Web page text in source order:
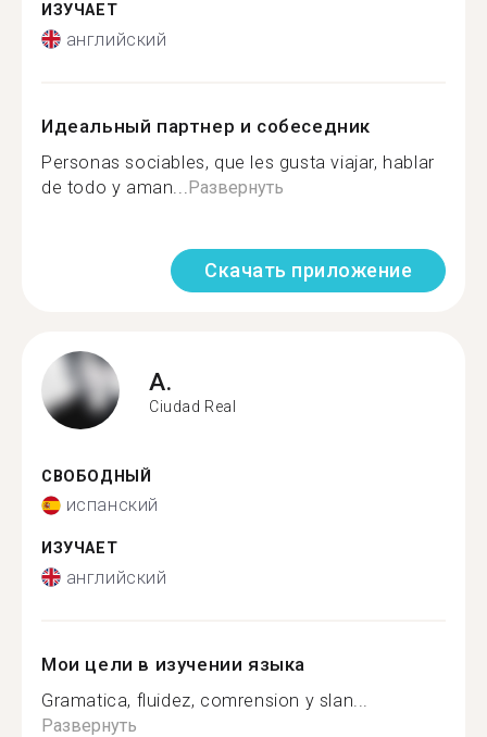
ИЗУЧАЕТ
английский
Идеальный партнер и собеседник
Personas sociables, que les gusta viajar, hablar
de todo y aman... Развернуть
Скачать приложение
A.
Ciudad Real
СВОБОДНЫЙ
испанский
ИЗУЧАЕТ
английский
Мои цели в изучении языка
Gramatica, fluidez, comrension y slan...
Развернуть